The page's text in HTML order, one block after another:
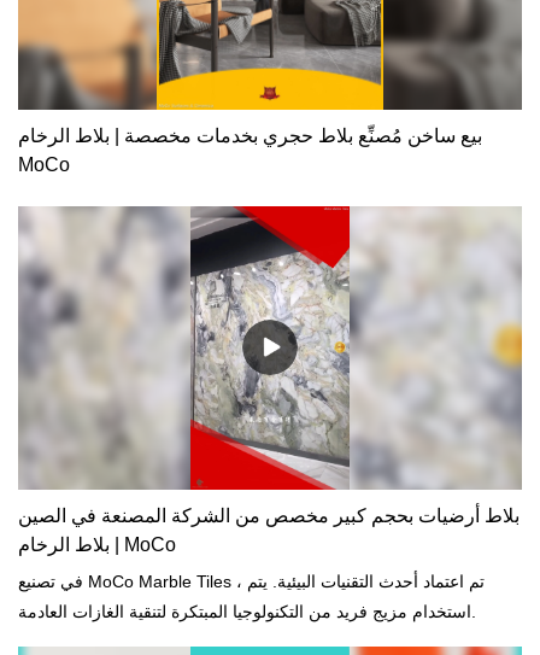
بيع ساخن مُصنِّع بلاط حجري بخدمات مخصصة | بلاط الرخام
MoCo
بلاط أرضيات بحجم كبير مخصص من الشركة المصنعة في الصين
| بلاط الرخام MoCo
في تصنيع MoCo Marble Tiles ، تم اعتماد أحدث التقنيات البيئية. يتم